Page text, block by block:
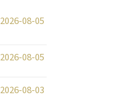
2026-08-05
2026-08-05
2026-08-03